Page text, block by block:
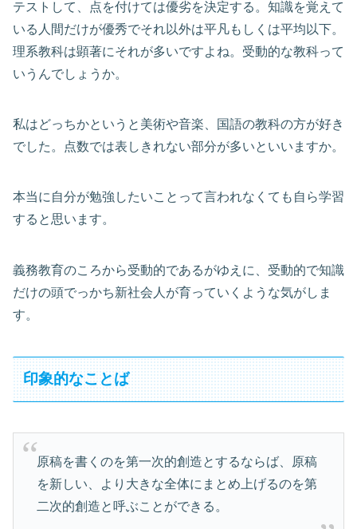
テストして、点を付けては優劣を決定する。知識を覚えて
いる人間だけが優秀でそれ以外は平凡もしくは平均以下。
理系教科は顕著にそれが多いですよね。受動的な教科って
いうんでしょうか。
私はどっちかというと美術や音楽、国語の教科の方が好き
でした。点数では表しきれない部分が多いといいますか。
本当に自分が勉強したいことって言われなくても自ら学習
すると思います。
義務教育のころから受動的であるがゆえに、受動的で知識
だけの頭でっかち新社会人が育っていくような気がしま
す。
印象的なことば
原稿を書くのを第一次的創造とするならば、原稿
を新しい、より大きな全体にまとめ上げるのを第
二次的創造と呼ぶことができる。